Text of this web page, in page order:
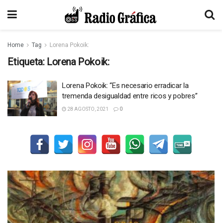
Home Tag Lorena Pokoik:
Etiqueta: Lorena Pokoik:
Lorena Pokoik: “Es necesario erradicar la
tremenda desigualdad entre ricos y pobres”
28 AGOSTO, 2021 0